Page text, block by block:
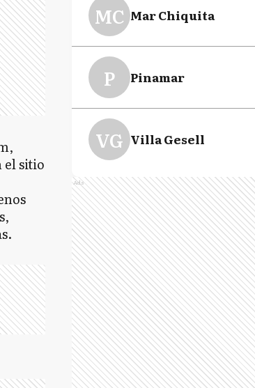
el sitio
MC Mar Chiquita
P Pinamar
VG Villa Gesell
Ads